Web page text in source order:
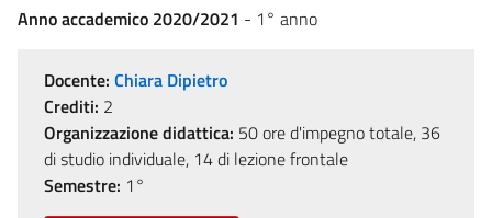
Anno accademico 2020/2021 - 1° anno
Docente: Chiara Dipietro
Crediti: 2
Organizzazione didattica: 50 ore d'impegno totale, 36
di studio individuale, 14 di lezione frontale
Semestre: 1°